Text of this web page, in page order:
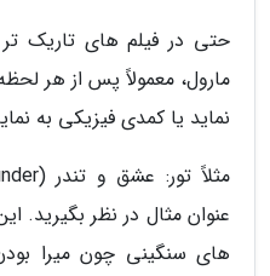
حتی در فیلم های تاریک
مارول، معمولاً پس از هر
نماید یا کمدی فیزیکی به
عنوان مثال در نظر بگیرید.
های سنگینی چون میرا